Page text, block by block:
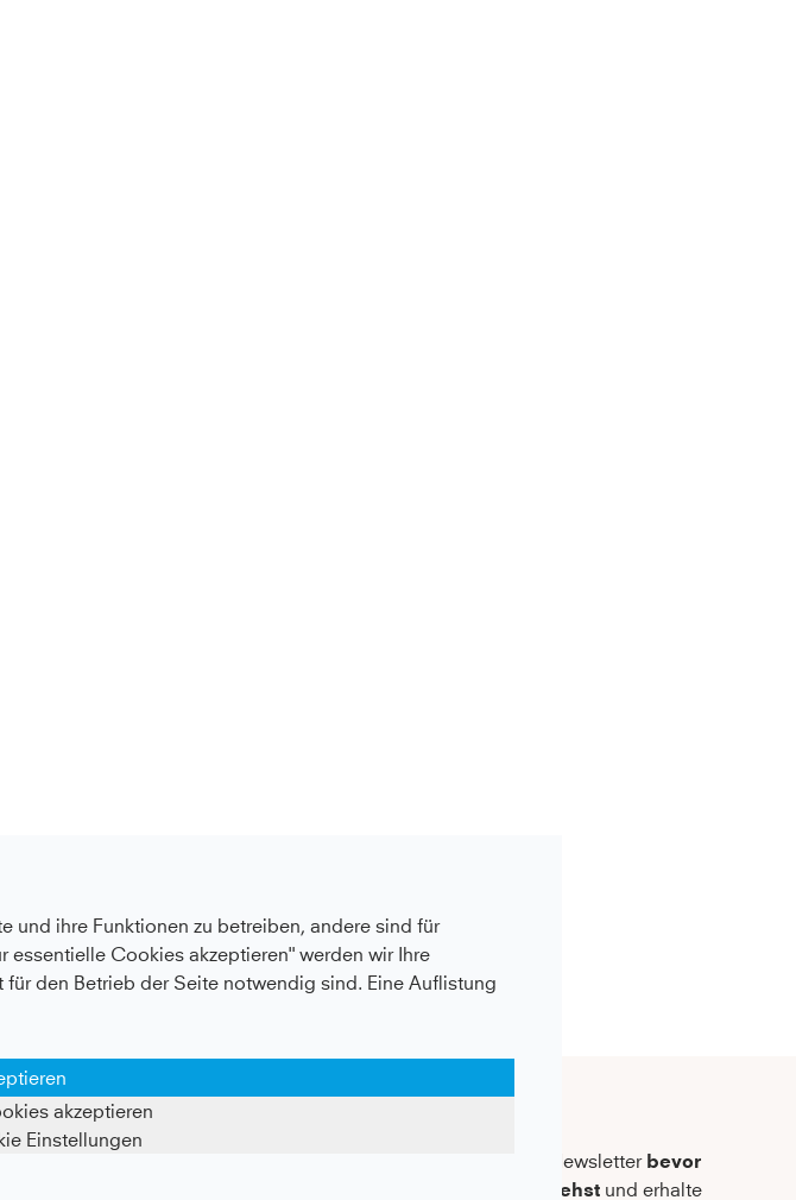
Informationen
Über Uns
Abonniere unseren Newsletter bevor
du zum Checkout gehst und erhalte
und ihre Funktionen zu betreiben, andere sind für
Cookies akzeptieren" werden wir Ihre
den Betrieb der Seite notwendig sind. Eine Auflistung
akzeptieren
Einstellungen